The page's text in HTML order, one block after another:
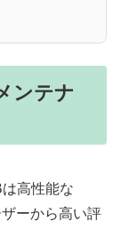
ンテナ
高性能な
ーから高い評